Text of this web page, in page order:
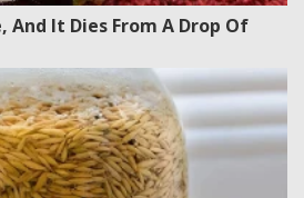
And It Dies From A Drop Of